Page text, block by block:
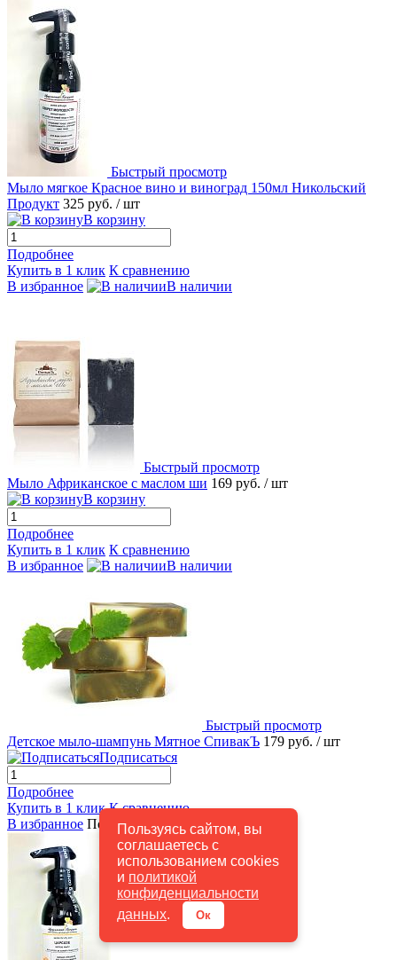
Пользуясь сайтом, вы
соглашаетесь с
использованием cookies
и политикой
конфиденциальности
данных. Ок
Быстрый просмотр
Мыло мягкое Красное вино и виноград 150мл Никольский
Продукт 325 руб. / шт
В корзину
Подробнее
Купить в 1 клик К сравнению
В избранное
В наличии
Быстрый просмотр
Мыло Африканское с маслом ши 169 руб. / шт
В корзину
Подробнее
Купить в 1 клик К сравнению
В избранное
В наличии
Быстрый просмотр
Детское мыло-шампунь Мятное СпивакЪ 179 руб. / шт
Подписаться
Подробнее
Купить в 1 клик К сравнению
В избранное Под заказ